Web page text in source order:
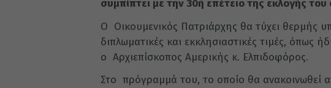
συμπίπτει με την 30ή επέτειο της εκλογής
Ο Οικουμενικός Πατριάρχης θα τύχει θερμής
διπλωματικές και εκκλησιαστικές τιμές, όπως
ο Αρχιεπίσκοπος Αμερικής κ. Ελπιδοφόρος.
Στο πρόγραμμά του, το οποίο θα ανακοινωθεί